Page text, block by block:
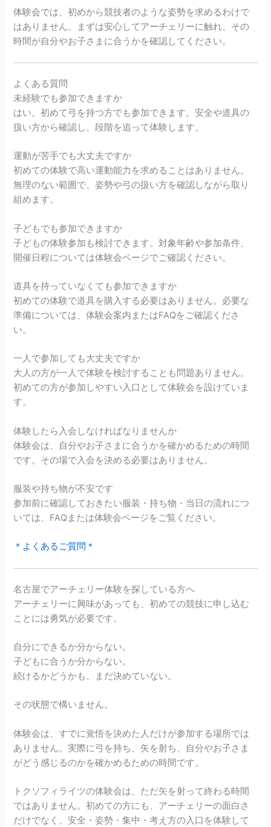
体験会では、初めから競技者のような姿勢を求めるわけで
はありません。まずは安心してアーチェリーに触れ、その
時間が自分やお子さまに合うかを確認してください。
よくある質問
未経験でも参加できますか
はい。初めて弓を持つ方でも参加できます。安全や道具の
扱い方から確認し、段階を追って体験します。
運動が苦手でも大丈夫ですか
初めての体験で高い運動能力を求めることはありません。
無理のない範囲で、姿勢や弓の扱い方を確認しながら取り
組めます。
子どもでも参加できますか
子どもの体験参加も検討できます。対象年齢や参加条件、
開催日程については体験会ページでご確認ください。
道具を持っていなくても参加できますか
初めての体験で道具を購入する必要はありません。必要な
準備については、体験会案内またはFAQをご確認くださ
い。
一人で参加しても大丈夫ですか
大人の方が一人で体験を検討することも問題ありません。
初めての方が参加しやすい入口として体験会を設けていま
す。
体験したら入会しなければなりませんか
体験会は、自分やお子さまに合うかを確かめるための時間
です。その場で入会を決める必要はありません。
服装や持ち物が不安です
参加前に確認しておきたい服装・持ち物・当日の流れにつ
いては、FAQまたは体験会ページをご覧ください。
＊よくあるご質問＊
名古屋でアーチェリー体験を探している方へ
アーチェリーに興味があっても、初めての競技に申し込む
ことには勇気が必要です。
自分にできるか分からない。
子どもに合うか分からない。
続けるかどうかも、まだ決めていない。
その状態で構いません。
体験会は、すでに覚悟を決めた人だけが参加する場所では
ありません。実際に弓を持ち、矢を射ち、自分やお子さま
がどう感じるのかを確かめるための時間です。
トクソフィライツの体験会は、ただ矢を射って終わる時間
ではありません。初めての方にも、アーチェリーの面白さ
だけでなく、安全・姿勢・集中・考え方の入口を体験して